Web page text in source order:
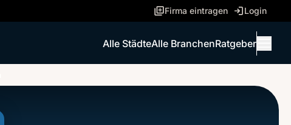
Firma eintragen Login
Alle StädteAlle BranchenRatgeber